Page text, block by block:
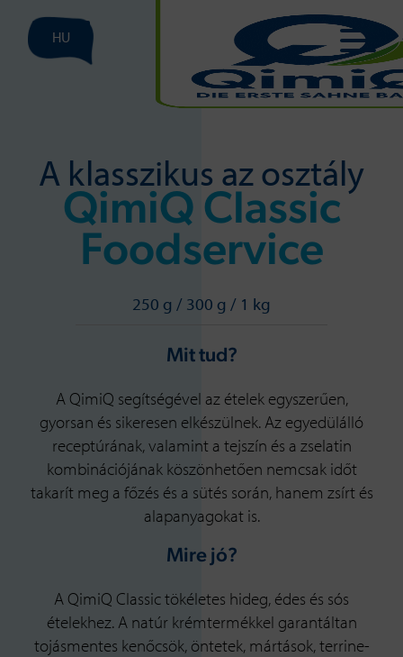
HU
A klasszikus az osztály
QimiQ Classic
Foodservice
250 g / 300 g / 1 kg
Mit tud?
A QimiQ segítségével az ételek egyszerűen,
gyorsan és sikeresen elkészülnek. Az egyedülálló
receptúrának, valamint a tejszín és a zselatin
kombinációjának köszönhetően nemcsak időt
takarít meg a főzés és a sütés során, hanem zsírt és
alapanyagokat is.
Mire jó?
A QimiQ Classic tökéletes hideg, édes és sós
ételekhez. A natúr krémtermékkel garantáltan
tojásmentes kenőcsök, öntetek, mártások, terrine-